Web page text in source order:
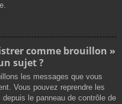
comme brouillon »
sujet ?
les messages que vous
Vous pouvez reprendre les
le panneau de contrôle de